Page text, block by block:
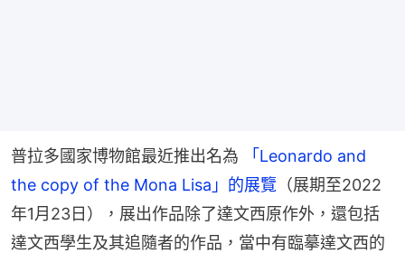
普拉多國家博物館最近推出名為 「Leonardo and
the copy of the Mona Lisa」的展覽 （展期至2022
年1月23日），展出作品除了達文西原作外，還包括
達文西學生及其追隨者的作品，當中有臨摹達文西的